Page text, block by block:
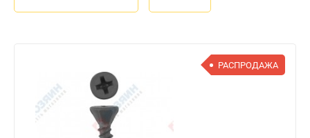
РАСПРОДАЖА